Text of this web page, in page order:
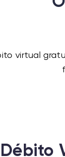
virtual